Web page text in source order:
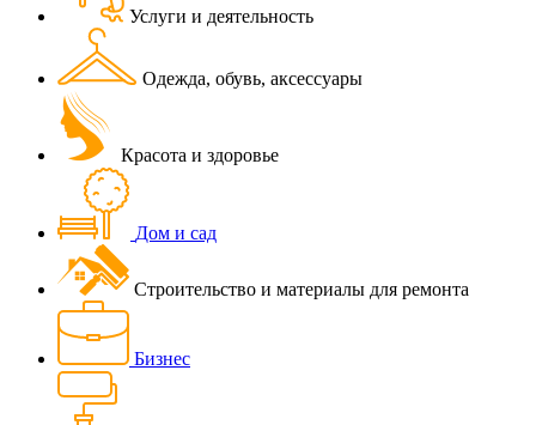
Услуги и деятельность
Одежда, обувь, аксессуары
Красота и здоровье
Дом и сад
Строительство и материалы для ремонта
Бизнес